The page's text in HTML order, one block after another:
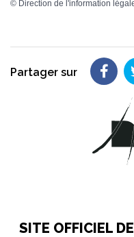
© Direction de l'information
Partager sur
SITE OFFICIEL